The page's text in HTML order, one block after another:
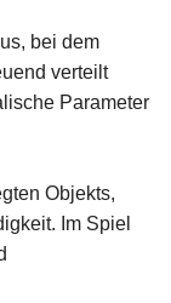
bei dem
verteilt
Parameter
Objekts,
Im Spiel